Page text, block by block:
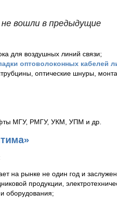
вошли в предыдущие
для воздушных линий связи;
оптоволоконных кабелей
оптические шнуры,
МГУ, РМГУ, УКМ, УПМ и др.
на рынке не один год и
продукции,
оборудования;